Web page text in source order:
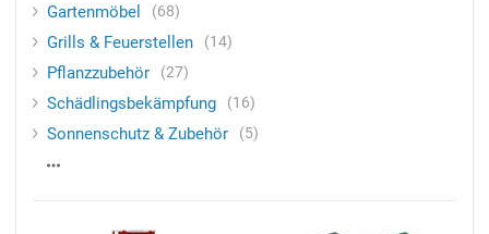
Gartenmöbel 68
Grills & Feuerstellen 14
Pflanzzubehör 27
Schädlingsbekämpfung 16
Sonnenschutz & Zubehör 5